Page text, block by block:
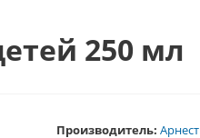
250 мл
Производитель: Арнест